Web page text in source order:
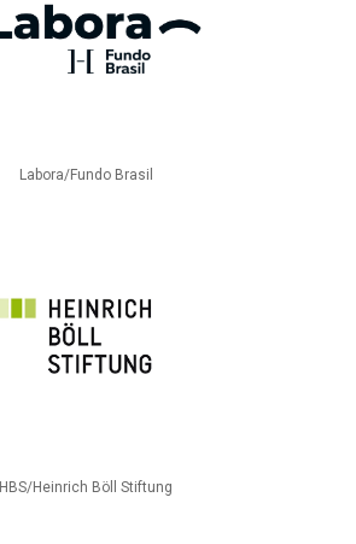
Labora/Fundo Brasil
HBS/Heinrich Böll Stiftung